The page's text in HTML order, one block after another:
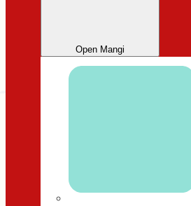
Open Mangi